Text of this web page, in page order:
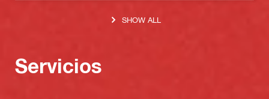
SHOW ALL
Servicios